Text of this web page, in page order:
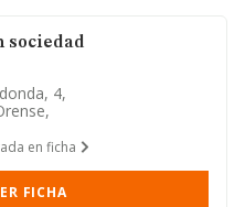
sociedad
4,
en ficha
FICHA